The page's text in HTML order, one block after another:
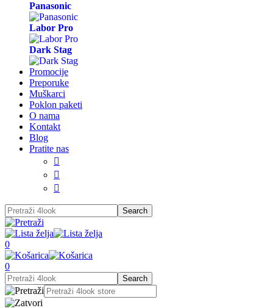
Panasonic
Labor Pro
Dark Stag
Promocije
Preporuke
Muškarci
Poklon paketi
O nama
Kontakt
Blog
Pratite nas



0
0